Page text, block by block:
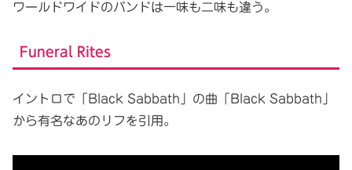
ワールドワイドのバンドは一味も二味も違う。
Funeral Rites
イントロで「Black Sabbath」の曲「Black Sabbath」
から有名なあのリフを引用。